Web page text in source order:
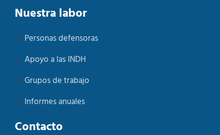
Nuestra labor
Personas defensoras
Apoyo a las INDH
Grupos de trabajo
Informes anuales
Contacto